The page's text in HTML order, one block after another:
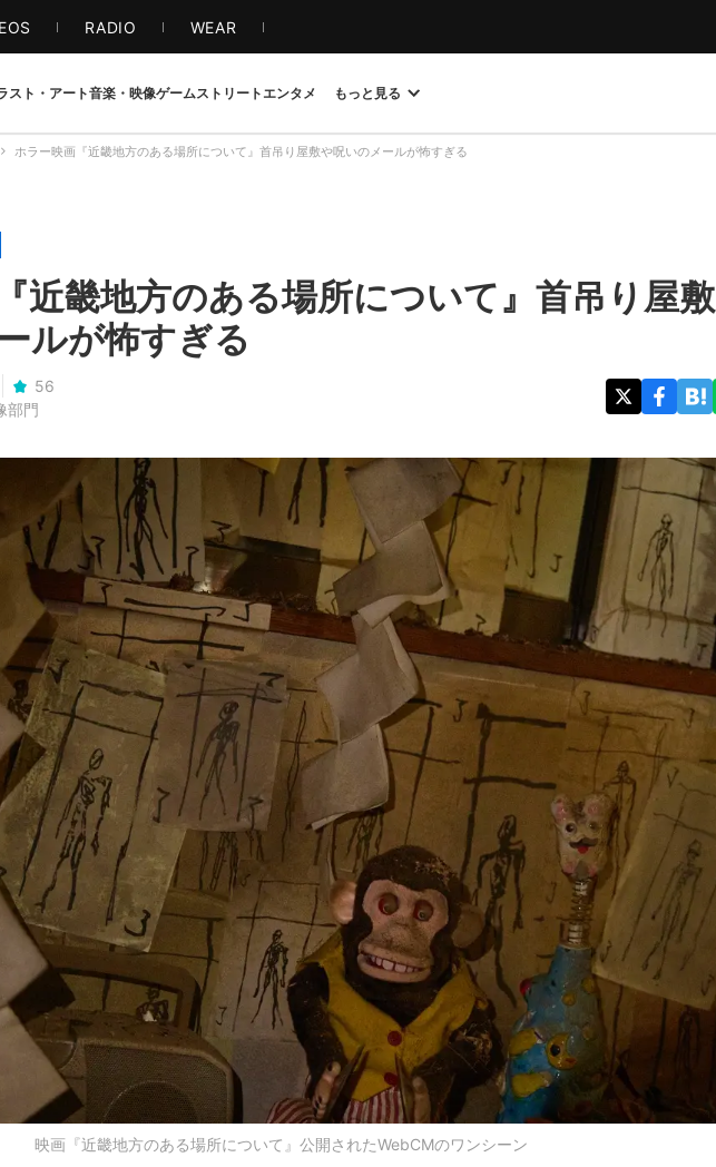
RADIO WEAR
スト・アート音楽・映像ゲームストリート エンタメ もっと見る
ホラー映画『近畿地方のある場所について』首吊り屋敷や呪いのメールが怖すぎる
近畿地方のある場所について』首吊り屋敷
ルが怖すぎる
56
部門
映画『近畿地方のある場所について』公開されたWebCMのワンシーン